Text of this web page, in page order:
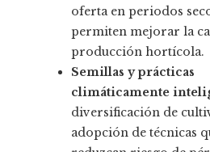
oferta en periodos
permiten mejorar la
producción hortícola.
Semillas y prácticas
climáticamente
diversificación de
adopción de técnicas